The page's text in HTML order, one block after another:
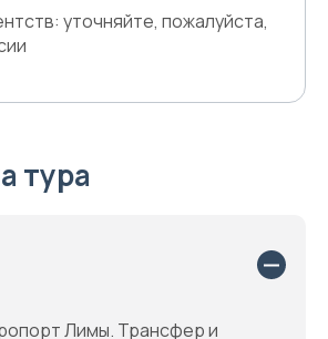
уточняйте, пожалуйста,
тура
Лимы. Трансфер и